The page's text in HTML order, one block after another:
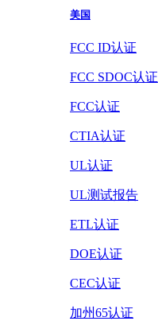
美国
FCC ID认证
FCC SDOC认证
FCC认证
CTIA认证
UL认证
UL测试报告
ETL认证
DOE认证
CEC认证
加州65认证